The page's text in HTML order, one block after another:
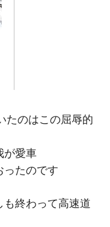
たのはこの屈辱的
が愛車
ったのです
も終わって高速道